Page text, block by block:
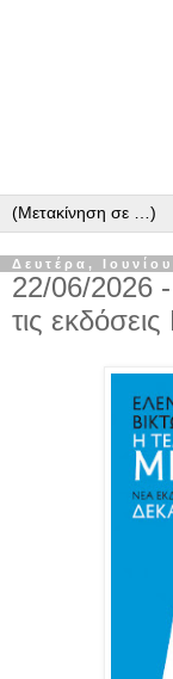
Δευτέρα,
22/06/2026
τις